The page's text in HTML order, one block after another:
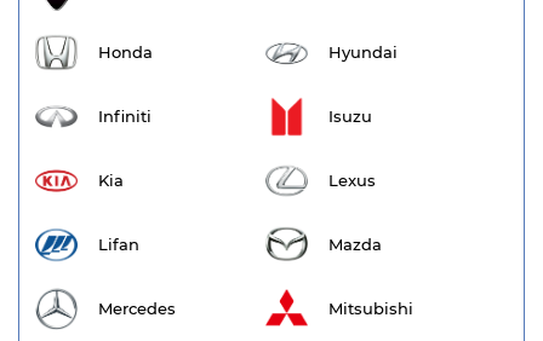
Honda Hyundai
Infiniti Isuzu
Kia Lexus
Lifan Mazda
Mercedes Mitsubishi